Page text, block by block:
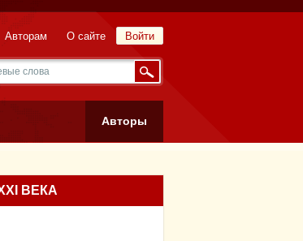
Войти
Авторам О сайте
Авторы
ВЕКА